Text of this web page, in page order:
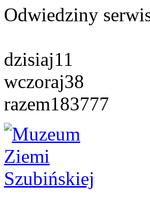
Odwiedziny
dzisiaj11
wczoraj38
razem183777